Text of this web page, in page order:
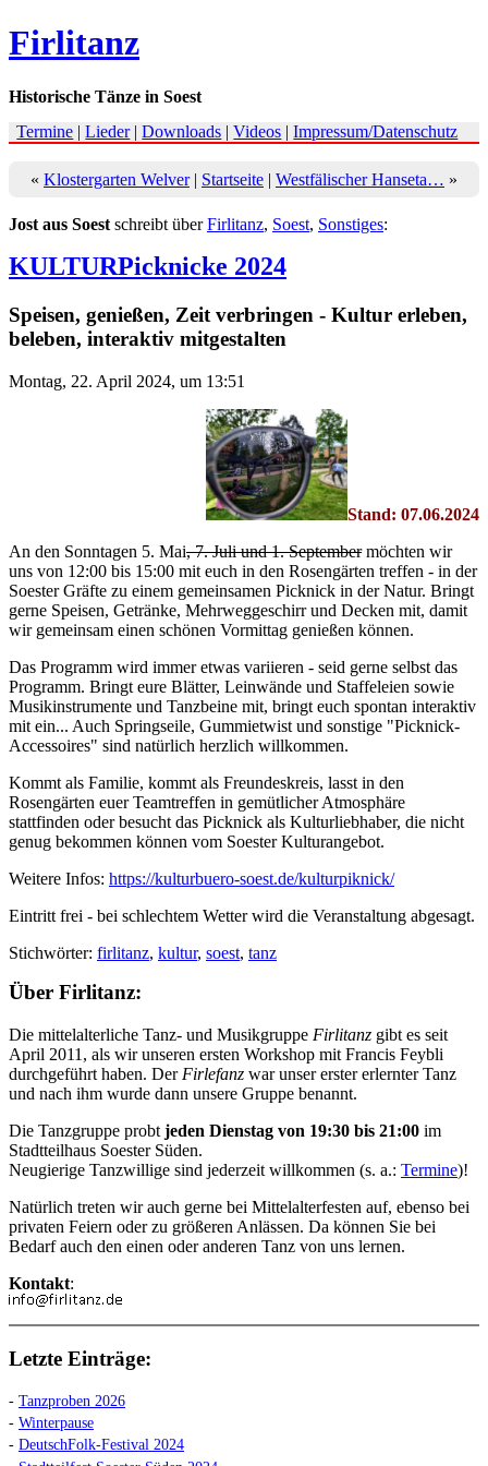
Firlitanz
Historische Tänze in Soest
Termine |Lieder|Downloads |Videos |Impressum/Datenschutz
« Klostergarten Welver| Startseite | Westfälischer Hanseta… »
Jost aus Soest schreibt überFirlitanz, Soest, Sonstiges:
KULTURPicknicke 2024
Speisen, genießen, Zeit verbringen - Kultur erleben,
beleben, interaktiv mitgestalten
Montag, 22. April 2024, um 13:51
Stand: 07.06.2024
An den Sonntagen 5. Mai, 7. Juli und 1. Septembermöchten wir
uns von 12:00 bis 15:00 mit euch in den Rosengärten treffen - in der
Soester Gräfte zu einem gemeinsamen Picknick in der Natur. Bringt
gerne Speisen, Getränke, Mehrweggeschirr und Decken mit, damit
wir gemeinsam einen schönen Vormittag genießen können.
Das Programm wird immer etwas variieren - seid gerne selbst das
Programm. Bringt eure Blätter, Leinwände und Staffeleien sowie
Musikinstrumente und Tanzbeine mit, bringt euch spontan interaktiv
mit ein... Auch Springseile, Gummietwist und sonstige "Picknick-
Accessoires" sind natürlich herzlich willkommen.
Kommt als Familie, kommt als Freundeskreis, lasst in den
Rosengärten euer Teamtreffen in gemütlicher Atmosphäre
stattfinden oder besucht das Picknick als Kulturliebhaber, die nicht
genug bekommen können vom Soester Kulturangebot.
Weitere Infos: https://kulturbuero-soest.de/kulturpiknick/
Eintritt frei - bei schlechtem Wetter wird die Veranstaltung abgesagt.
Stichwörter: firlitanz, kultur, soest, tanz
Über Firlitanz:
Die mittelalterliche Tanz- und Musikgruppe Firlitanz gibt es seit
April 2011, als wir unseren ersten Workshop mit Francis Feybli
durchgeführt haben. Der Firlefanz war unser erster erlernter Tanz
und nach ihm wurde dann unsere Gruppe benannt.
Die Tanzgruppe probt jeden Dienstag von 19:30 bis 21:00 im
Stadtteilhaus Soester Süden.
Neugierige Tanzwillige sind jederzeit willkommen (s. a.: Termine)!
Natürlich treten wir auch gerne bei Mittelalterfesten auf, ebenso bei
privaten Feiern oder zu größeren Anlässen. Da können Sie bei
Bedarf auch den einen oder anderen Tanz von uns lernen.
Kontakt:
Letzte Einträge:
- Tanzproben 2026
- Winterpause
- DeutschFolk-Festival 2024